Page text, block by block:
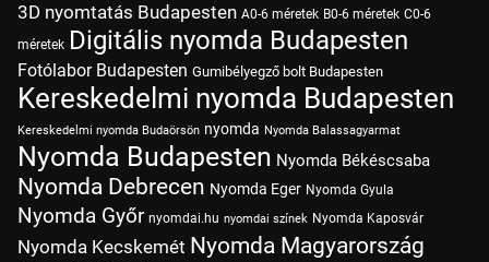
3D nyomtatás Budapesten A0-6 méretek B0-6 méretek C0-6
méretek Digitális nyomda Budapesten
Fotólabor Budapesten Gumibélyegző bolt Budapesten
Kereskedelmi nyomda Budapesten
Kereskedelmi nyomda Budaörsön nyomda Nyomda Balassagyarmat
Nyomda Budapesten Nyomda Békéscsaba
Nyomda Debrecen Nyomda Eger Nyomda Gyula
Nyomda Győr nyomdai.hu nyomdai színek Nyomda Kaposvár
Nyomda Kecskemét Nyomda Magyarország